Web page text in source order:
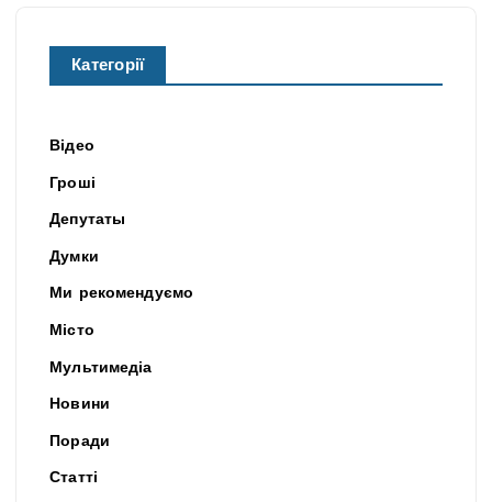
Категорії
Відео
Гроші
Депутаты
Думки
Ми рекомендуємо
Місто
Мультимедіа
Новини
Поради
Статті